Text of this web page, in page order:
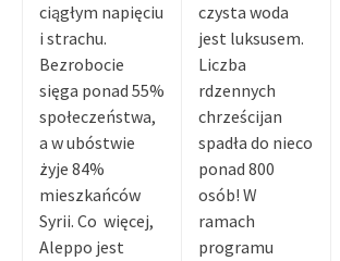
ciągłym napięciu
i strachu.
Bezrobocie
sięga ponad 55%
społeczeństwa,
a w ubóstwie
żyje 84%
mieszkańców
Syrii. Co więcej,
Aleppo jest
czysta woda
jest luksusem.
Liczba
rdzennych
chrześcijan
spadła do nieco
ponad 800
osób! W
ramach
programu